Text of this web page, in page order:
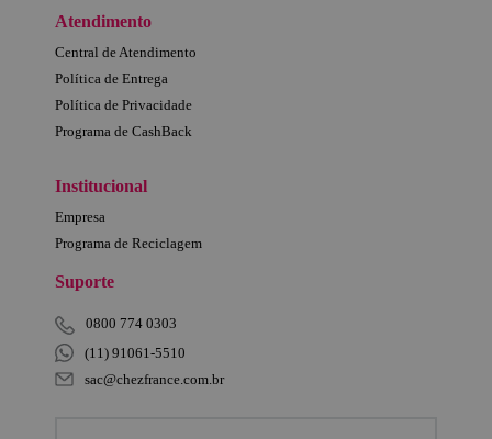
Atendimento
Central de Atendimento
Política de Entrega
Política de Privacidade
Programa de CashBack
Institucional
Empresa
Programa de Reciclagem
Suporte
0800 774 0303
(11) 91061-5510
sac@chezfrance.com.br